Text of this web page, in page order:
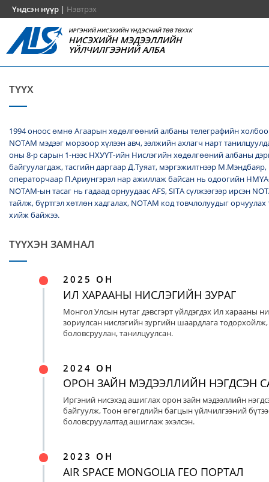
Үндсэн нүүр | Нэвтрэх
ИРГЭНИЙ НИСЭХИЙН ҮНДЭСНИЙ ТӨВ ТӨХХК
НИСЭХИЙН МЭДЭЭЛЛИЙН
ҮЙЛЧИЛГЭЭНИЙ АЛБА
ТҮҮХ
1994 оноос өмнө Агаарын хөдөлгөөний албаны телеграфийн
NОТАМ мэдээг морзоор хүлээн авч, ээлжийн ахлагч нарт
оны 8-р сарын 1-нээс НХУҮТ-ийн Нислэгийн хөдөлгөөний албаны
байгуулагдаж, тасгийн даргаар Д.Туяат, мэргэжилтнээр
операторчаар П.Ариунгэрэл нар ажиллаж байсан нь одоогийн
NOTAM-ын тасаг нь гадаад орнуудаас AFS, SITA сүлжээгээр ирсэн
тайлж, бүртгэл хөтлөн хадгалах, NОТАМ код товчлолуудыг
хийж байжээ.
ТҮҮХЭН ЗАМНАЛ
2025 ОН
ИЛ ХАРААНЫ НИСЛЭГИЙН ЗУРАГ
Монгол Улсын нутаг дэвсгэрт үйлдэгдэх Ил харааны
зориулсан нислэгийн зургийн шаардлага тодорхойлж,
боловсруулан, танилцуулсан.
2024 ОН
ОРОН ЗАЙН МЭДЭЭЛЛИЙН НЭГДСЭН
Иргэний нисэхэд ашиглах орон зайн мэдээллийн
байгуулж, Тоон өгөгдлийн багцын үйлчилгээний
боловсруулалтад ашиглаж эхэлсэн.
2023 ОН
AIR SPACE MONGOLIA ГЕО ПОРТАЛ